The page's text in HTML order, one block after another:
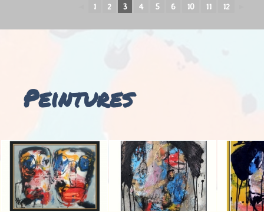
1 2 3 4 5 6 10 11 12
Peintures